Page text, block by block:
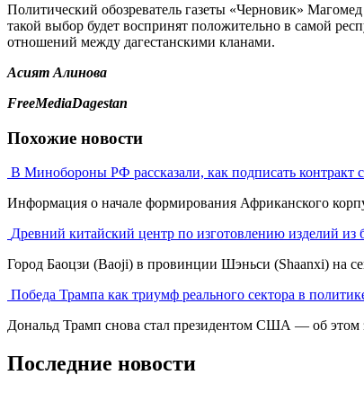
Политический обозреватель газеты «Черновик»
такой выбор будет воспринят положительно в самой
отношений между дагестанскими кланами.
Асият Алинова
FreeMediaDagestan
Похожие новости
В Минобороны РФ рассказали, как подписать контракт
Информация о начале формирования Африканского
Древний китайский центр по изготовлению изделий
Город Баоцзи (Baoji) в провинции Шэньси (Shaanxi) на
Победа Трампа как триумф реального сектора в
Дональд Трамп снова стал президентом США — об
Последние новости